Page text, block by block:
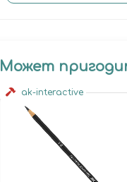
Может
ak-interactive